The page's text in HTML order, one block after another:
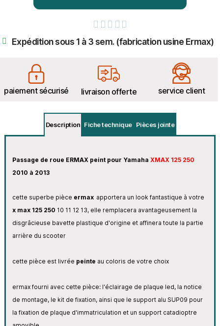
    
Expédition sous 1 à 3 sem. (fabrication usine Ermax)
paiement sécurisé livraison offerte service client
Description Fiche technique Pièces jointe
Passage de roue ERMAX peint pour Yamaha XMAX 125 250
2010 à 2013
cette superbe pièce ermax apportera un look fantastique à votre
x max 125 250 10 11 12 13, elle remplacera avantageusement la
disgrâcieuse bavette plastique d'origine et affinera toute la partie
arrière du scooter
cette pièce est livrée peinte au coloris de votre choix
ermax fourni avec cette pièce: l'éclairage de plaque led, la notice
de montage, le kit de fixation, ainsi que le support alu SUP09 pour
la fixation de plaque d'immatriculation et un support catadioptre